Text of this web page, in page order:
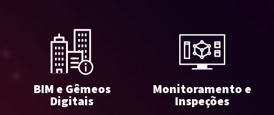
BIM e Gêmeos
Digitais
Monitoramento e
Inspeções